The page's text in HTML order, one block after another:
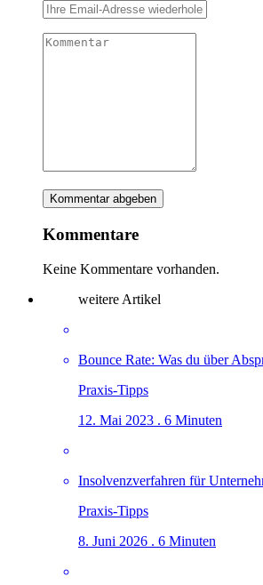
Kommentare
Keine Kommentare vorhanden.
weitere Artikel
Bounce Rate: Was du über
Praxis-Tipps
12. Mai 2023 . 6 Minuten
Insolvenzverfahren für
Praxis-Tipps
8. Juni 2026 . 6 Minuten